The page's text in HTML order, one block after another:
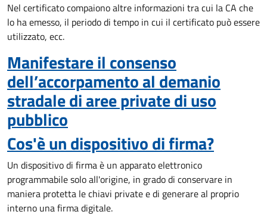
Nel certificato compaiono altre informazioni tra cui la CA che
lo ha emesso, il periodo di tempo in cui il certificato può essere
utilizzato, ecc.
Manifestare il consenso
dell’accorpamento al demanio
stradale di aree private di uso
pubblico
Cos'è un dispositivo di firma?
Un dispositivo di firma è un apparato elettronico
programmabile solo all'origine, in grado di conservare in
maniera protetta le chiavi private e di generare al proprio
interno una firma digitale.